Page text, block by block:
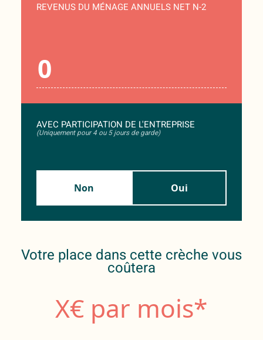
REVENUS DU MÉNAGE ANNUELS NET N-2
AVEC PARTICIPATION DE L'ENTREPRISE
(Uniquement pour 4 ou 5 jours de garde)
Non Oui
Votre place dans cette crèche vous
coûtera
X€ par mois*